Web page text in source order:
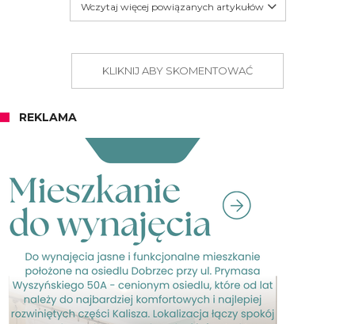
Wczytaj więcej powiązanych artykułów
KLIKNIJ ABY SKOMENTOWAĆ
REKLAMA